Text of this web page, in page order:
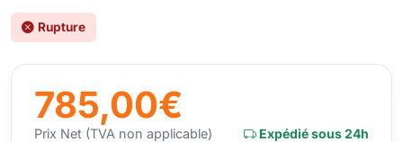
Rupture
785,00€
Prix Net (TVA non applicable) Expédié sous 24h